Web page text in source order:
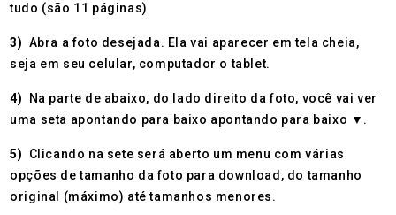
tudo (são 11 páginas)
3) Abra a foto desejada. Ela vai aparecer em tela cheia,
seja em seu celular, computador o tablet.
4) Na parte de abaixo, do lado direito da foto, você vai ver
uma seta apontando para baixo apontando para baixo ▼.
5) Clicando na sete será aberto um menu com várias
opções de tamanho da foto para download, do tamanho
original (máximo) até tamanhos menores.